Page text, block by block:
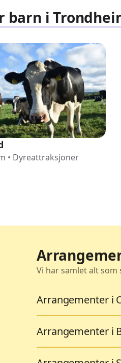
barn i
• Dyreattraksjoner
Vi har samlet alt som
Arrangementer i
Arrangementer i